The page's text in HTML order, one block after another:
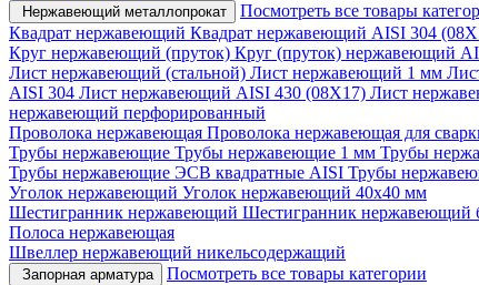
Нержавеющий металлопрокат
Посмотреть все товары
Квадрат нержавеющий Квадрат нержавеющий AISI 304
Круг нержавеющий (пруток) Круг (пруток) нержавеющий
Лист нержавеющий (стальной) Лист нержавеющий 1 мм
AISI 304 Лист нержавеющий AISI 430 (08Х17) Лист
нержавеющий перфорированный
Проволока нержавеющая Проволока нержавеющая для
Трубы нержавеющие Трубы нержавеющие 1 мм Трубы
Трубы нержавеющие ЭСВ квадратные AISI Трубы
Уголок нержавеющий Уголок нержавеющий 40x40 мм
Шестигранник нержавеющий Шестигранник нержавеющий
Полоса нержавеющая
Швеллер нержавеющий никельсодержащий
Запорная арматура
Посмотреть все товары категории